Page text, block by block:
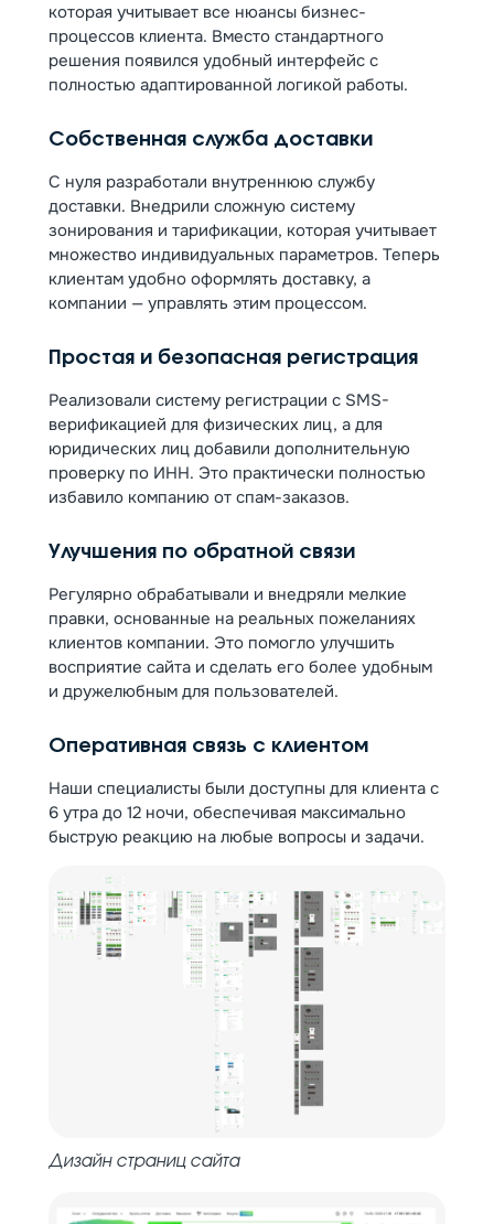
которая учитывает все нюансы бизнес-
процессов клиента. Вместо стандартного
решения появился удобный интерфейс с
полностью адаптированной логикой работы.
Собственная служба доставки
С нуля разработали внутреннюю службу
доставки. Внедрили сложную систему
зонирования и тарификации, которая учитывает
множество индивидуальных параметров. Теперь
клиентам удобно оформлять доставку, а
компании — управлять этим процессом.
Простая и безопасная регистрация
Реализовали систему регистрации с SMS-
верификацией для физических лиц, а для
юридических лиц добавили дополнительную
проверку по ИНН. Это практически полностью
избавило компанию от спам-заказов.
Улучшения по обратной связи
Регулярно обрабатывали и внедряли мелкие
правки, основанные на реальных пожеланиях
клиентов компании. Это помогло улучшить
восприятие сайта и сделать его более удобным
и дружелюбным для пользователей.
Оперативная связь с клиентом
Наши специалисты были доступны для клиента с
6 утра до 12 ночи, обеспечивая максимально
быструю реакцию на любые вопросы и задачи.
Дизайн страниц сайта